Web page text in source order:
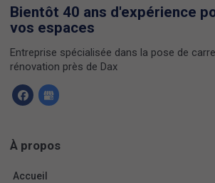
Bientôt 40 ans d'expérience
vos espaces
Entreprise spécialisée dans la pose de
rénovation près de Dax
À propos
Accueil